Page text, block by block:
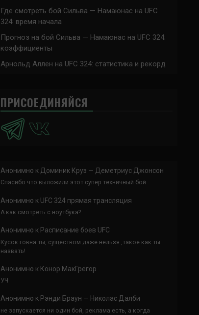
Где смотреть бой Сильва — Намаюнас на UFC
324: время начала
Прогноз на бой Сильва — Намаюнас на UFC 324:
коэффициенты
Арнольд Аллен на UFC 324: статистика и рекорд
ПРИСОЕДИНЯЙСЯ
Анонимно к Доминик Круз — Деметриус Джонсон
Спасибо что выложили этот супер техничный бой
Анонимно к UFC 324 прямая трансляция
А как смотреть с ноутбука?
Анонимно к Расписание боев UFC
Кусок говна ты, существом даже нельзя ,такое как ты
назвать!
Анонимно к Конор МакГрегор
УЧ
Анонимно к Рэнди Браун — Николас Далби
не запускается ни один бой, реклама есть, а когда